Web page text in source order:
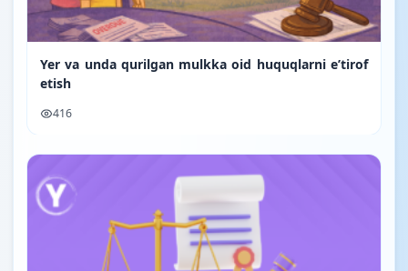
Yer va unda qurilgan mulkka oid huquqlarni e’tirof
etish
416